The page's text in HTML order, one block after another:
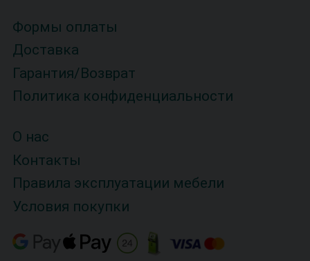
Формы оплаты
Доставка
Гарантия/Возврат
Политика конфиденциальности
О нас
Контакты
Правила эксплуатации мебели
Условия покупки